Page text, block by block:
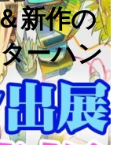
新作の
ーハン